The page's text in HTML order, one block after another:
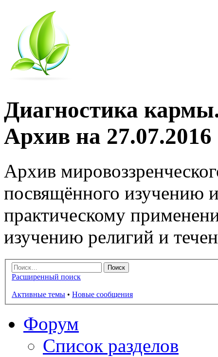
Диагностика
Архив на 27.07.2016
Архив
посвящённого изучению
практическому
изучению религий и
Расширенный поиск
Активные темы • Новые сообщения
Форум
Список разделов